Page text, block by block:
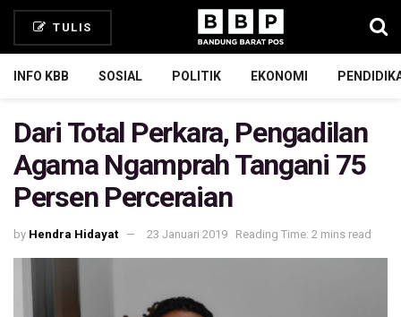
TULIS
INFO KBB SOSIAL POLITIK EKONOMI
Dari Total Perkara, Pengadilan
Agama Ngamprah Tangani 75
Persen Perceraian
by Hendra Hidayat 23 Januari 2019 Reading Time: 2 mins read